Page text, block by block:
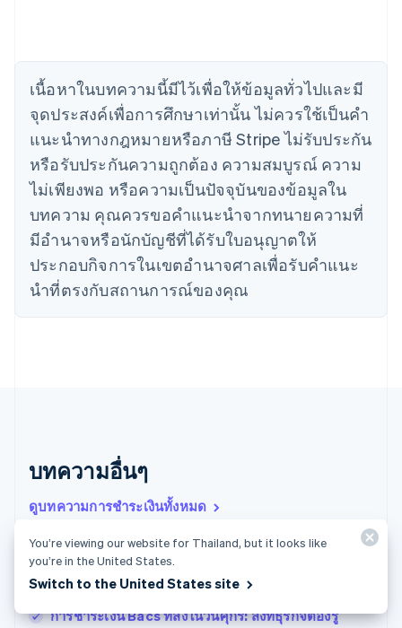
เนื้อหาในบทความนี้มีไว้เพื่อให้ข้อมูลทั่วไปและมี
จุดประสงค์เพื่อการศึกษาเท่านั้น ไม่ควรใช้เป็นคํา
แนะนําทางกฎหมายหรือภาษี Stripe ไม่รับประกัน
หรือรับประกันความถูกต้อง ความสมบูรณ์ ความ
ไม่เพียงพอ หรือความเป็นปัจจุบันของข้อมูลใน
บทความ คุณควรขอคําแนะนําจากทนายความที่
มีอํานาจหรือนักบัญชีที่ได้รับใบอนุญาตให้
ประกอบกิจการในเขตอํานาจศาลเพื่อรับคําแนะ
นําที่ตรงกับสถานการณ์ของคุณ
บทความอื่นๆ
ดูบทความการชำระเงินทั้งหมด
กฎหมายต่อต้านการฉ้อโกงในสเปน
กฎหมาย Create and Grow ในสเปน
การชําระเงิน Bacs ที่ส่งในวันศุกร์: สิ่งที่ธุรกิจต้องรู้
English
ญี่ปุ่น
日本語 English
เดนมาร์ก
English
ไทย
ไทยEnglish
นอร์เวย์
นิวซีแลนด์
English
เนเธอร์แลนด์
Nederlands English
บราซิล
PortuguêsEnglish
ฝรั่งเศส
English
ฟินแลนด์
มอลตา
English
มาเลเซีย
เม็กซิโก
You’re viewing our website for Thailand, but it looks like
you’re in the United States.
Switch to the United States site